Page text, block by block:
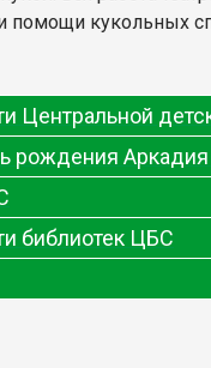
помощи кукольных
Центральной
рождения
библиотек ЦБС